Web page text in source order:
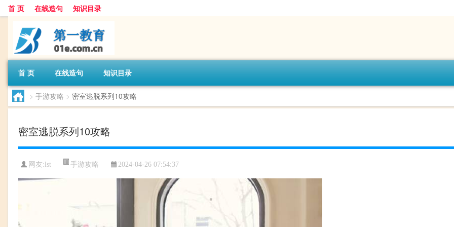
首 页 在线造句 知识目录
首 页 在线造句 知识目录
> 手游攻略 > 密室逃脱系列10攻略
密室逃脱系列10攻略
网友: lst 手游攻略 2024-04-26 07:54:37